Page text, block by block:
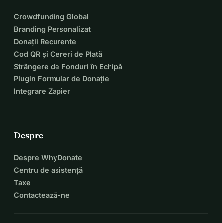
Crowdfunding Global
Branding Personalizat
Donații Recurente
Cod QR și Cereri de Plată
Strângere de Fonduri în Echipă
Plugin Formular de Donație
Integrare Zapier
Despre
Despre WhyDonate
Centru de asistență
Taxe
Contactează-ne